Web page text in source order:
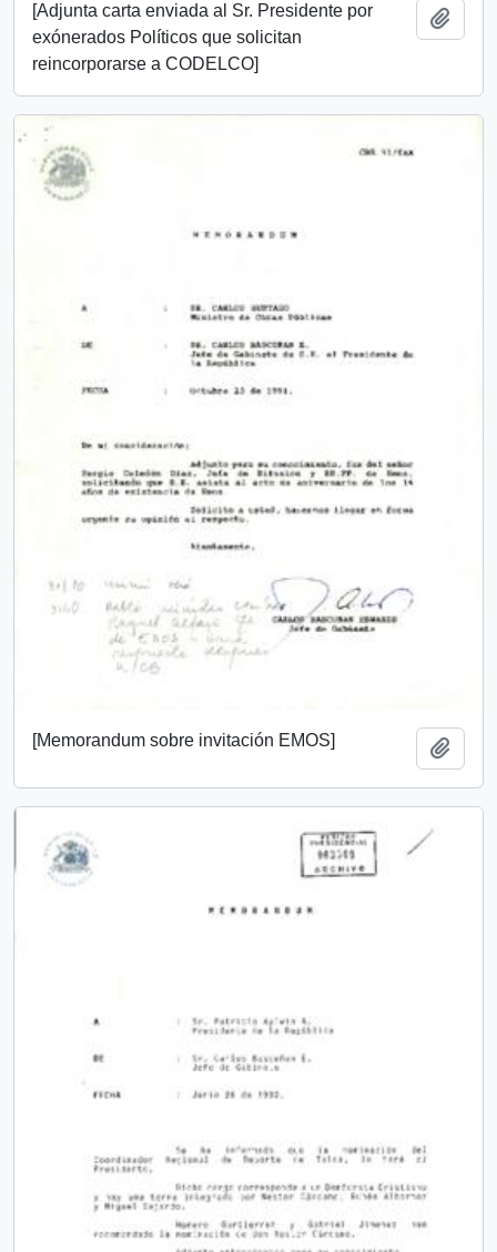
[Adjunta carta enviada al Sr. Presidente por
exónerados Políticos que solicitan
reincorporarse a CODELCO]
[Memorandum sobre invitación EMOS]